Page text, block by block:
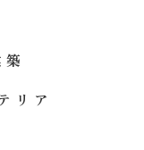
リア